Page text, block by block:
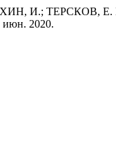
ТЕРСКОВ, Е.
июн. 2020.